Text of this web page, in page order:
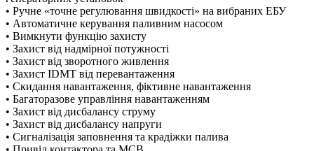
• Ручне «точне регулювання швидкості» на вибраних ЕБУ
• Автоматичне керування паливним насосом
• Вимкнути функцію захисту
• Захист від надмірної потужності
• Захист від зворотного живлення
• Захист IDMT від перевантаження
• Скидання навантаження, фіктивне навантаження
• Багаторазове управління навантаженням
• Захист від дисбалансу струму
• Захист від дисбалансу напруги
• Сигналізація заповнення та крадіжки палива